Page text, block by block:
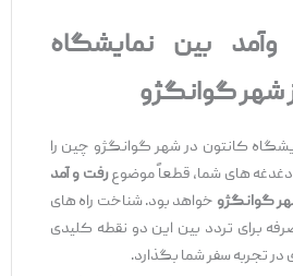
بین نمایشگاه
شهر گوانگژو
کانتون در شهر گوانگژو چین را
‌های شما، قطعاً موضوعرفت ‌و آمد
گوانگژوخواهد بود. شناخت راه های
برای تردد بین این دو نقطه کلیدی
تجربه سفر شما بگذارد.